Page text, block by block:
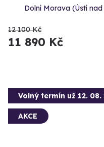
Dolní Morava (Ústí nad
12 100 Kč
11 890 Kč
Volný termín už 12. 08.
AKCE